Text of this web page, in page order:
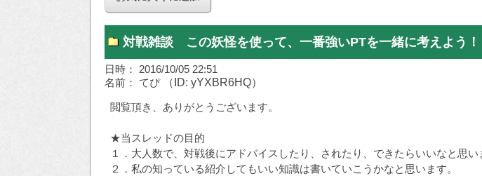
対戦雑談 この妖怪を使って、一番強いPTを一緒に考えよう！
日時： 2016/10/05 22:51
名前： てぴ
（ID: yYXBR6HQ）
閲覧頂き、ありがとうございます。
★当スレッドの目的
１．大人数で、対戦後にアドバイスしたり、されたり、できたらいいなと思い
２．私の知っている紹介してもいい知識は書いていこうかなと思います。